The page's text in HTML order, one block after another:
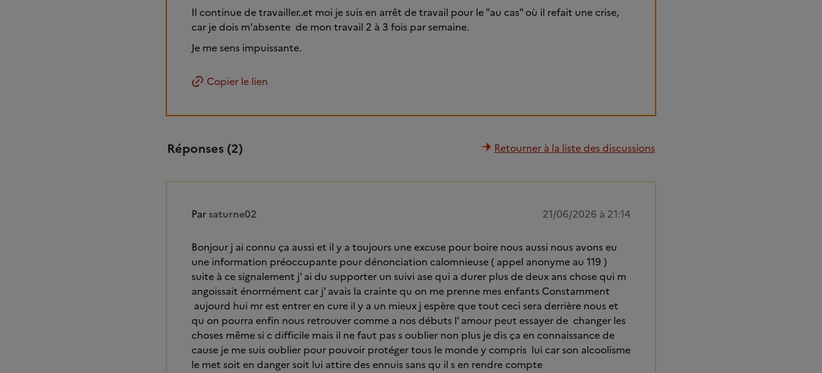
Il continue de travailler..et moi je suis en arrêt de travail pour le "au cas" où il refait une crise,
car je dois m'absente de mon travail 2 à 3 fois par semaine.
Je me sens impuissante.
Copier le lien
Réponses (2) Retourner à la liste des discussions
Par saturne02 21/06/2026 à 21:14
Bonjour j ai connu ça aussi et il y a toujours une excuse pour boire nous aussi nous avons eu
une information préoccupante pour dénonciation calomnieuse ( appel anonyme au 119 )
suite à ce signalement j' ai du supporter un suivi ase qui a durer plus de deux ans chose qui m
angoissait énormément car j' avais la crainte qu on me prenne mes enfants Constamment
aujourd hui mr est entrer en cure il y a un mieux j espère que tout ceci sera derrière nous et
qu on pourra enfin nous retrouver comme a nos débuts l' amour peut essayer de changer les
choses même si c difficile mais il ne faut pas s oublier non plus je dis ça en connaissance de
cause je me suis oublier pour pouvoir protéger tous le monde y compris lui car son alcoolisme
le met soit en danger soit lui attire des ennuis sans qu il s en rendre compte